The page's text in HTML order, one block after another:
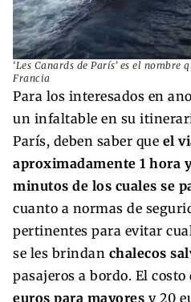
‘Les Canards de París’ es el
Francia
Para los interesados en
un infaltable en su
París, deben saber que el
aproximadamente 1 hora
minutos de los cuales se
cuanto a normas de
pertinentes para evitar
se les brindan chalecos
pasajeros a bordo. El
euros para mayores y 20